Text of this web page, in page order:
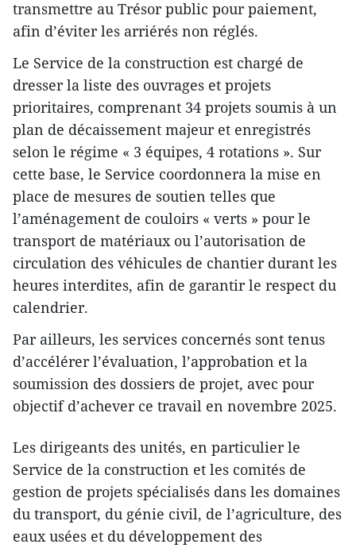
transmettre au Trésor public pour paiement,
afin d’éviter les arriérés non réglés.
Le Service de la construction est chargé de
dresser la liste des ouvrages et projets
prioritaires, comprenant 34 projets soumis à un
plan de décaissement majeur et enregistrés
selon le régime « 3 équipes, 4 rotations ». Sur
cette base, le Service coordonnera la mise en
place de mesures de soutien telles que
l’aménagement de couloirs « verts » pour le
transport de matériaux ou l’autorisation de
circulation des véhicules de chantier durant les
heures interdites, afin de garantir le respect du
calendrier.
Par ailleurs, les services concernés sont tenus
d’accélérer l’évaluation, l’approbation et la
soumission des dossiers de projet, avec pour
objectif d’achever ce travail en novembre 2025.
Les dirigeants des unités, en particulier le
Service de la construction et les comités de
gestion de projets spécialisés dans les domaines
du transport, du génie civil, de l’agriculture, des
eaux usées et du développement des